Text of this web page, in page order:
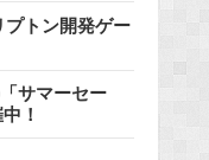
プトン開発ゲー
サマーセー
！